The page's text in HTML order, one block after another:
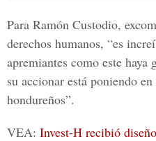
Para Ramón Custodio,
derechos humanos, “es
apremiantes como este haya
su accionar está poniendo
hondureños”.
VEA: Invest-H recibió